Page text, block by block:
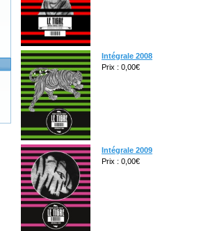
Intégrale 2008
Prix : 0,00€
Intégrale 2009
Prix : 0,00€